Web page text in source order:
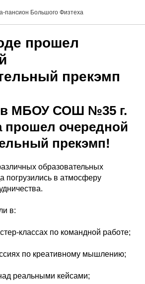
пансион Большого Физтеха
прошел
прекэмп
в МБОУ СОШ №35 г.
прошел очередной
прекэмп!
образовательных
погрузились в атмосферу
в:
классах по командной работе;
по креативному мышлению;
реальными кейсами;